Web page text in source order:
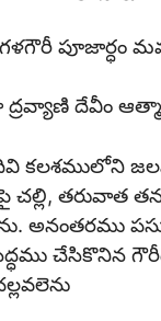
పూజార్ధం
దేవీం
కలశములోని
చల్లి, తరువాత
అనంతరము
చేసికొనిన